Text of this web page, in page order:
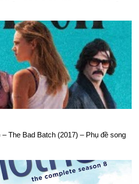
The Bad Batch (2017) – Phụ đề song